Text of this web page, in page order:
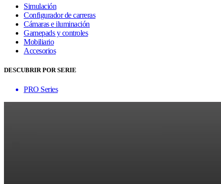
Simulación
Configurador de carreras
Cámaras e iluminación
Gamepads y controles
Mobiliario
Accesorios
DESCUBRIR POR SERIE
PRO Series